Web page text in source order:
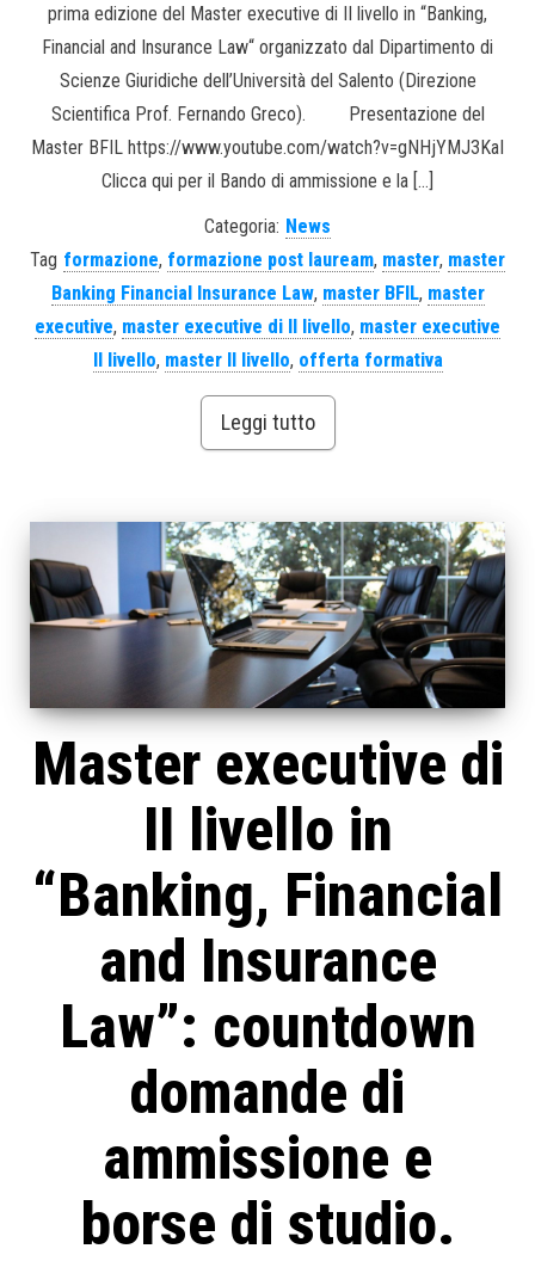
prima edizione del Master executive di II livello in “Banking,
Financial and Insurance Law“ organizzato dal Dipartimento di
Scienze Giuridiche dell’Università del Salento (Direzione
Scientifica Prof. Fernando Greco). Presentazione del
Master BFIL https://www.youtube.com/watch?v=gNHjYMJ3KaI
Clicca qui per il Bando di ammissione e la […]
Categoria: News
Tag formazione, formazione post lauream, master, master
Banking Financial Insurance Law, master BFIL, master
executive, master executive di II livello, master executive
II livello, master II livello, offerta formativa
Leggi tutto
Master executive di
II livello in
“Banking, Financial
and Insurance
Law”: countdown
domande di
ammissione e
borse di studio.